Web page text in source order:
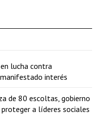
lucha contra
interés
de 80 escoltas, gobierno
a líderes sociales